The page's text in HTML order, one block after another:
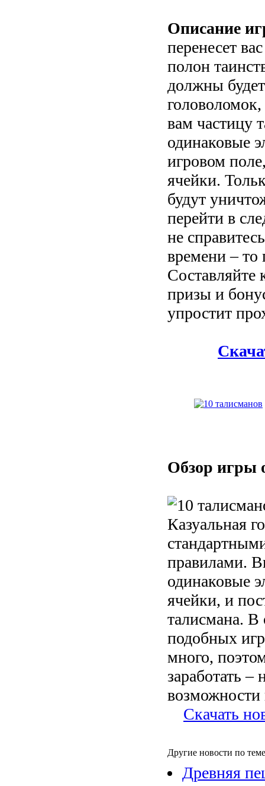
Описание
перенесет
полон
должны
вам частицу
одинаковые
игровом
ячейки.
будут
перейти в
не
времени – то
Составляйте
призы и
упростит
Обзор игры
Казуальная
правилами.
одинаковые
ячейки, и
талисмана. В
подобных
много,
заработать –
возможности
Скачать
Другие новости по
Древняя